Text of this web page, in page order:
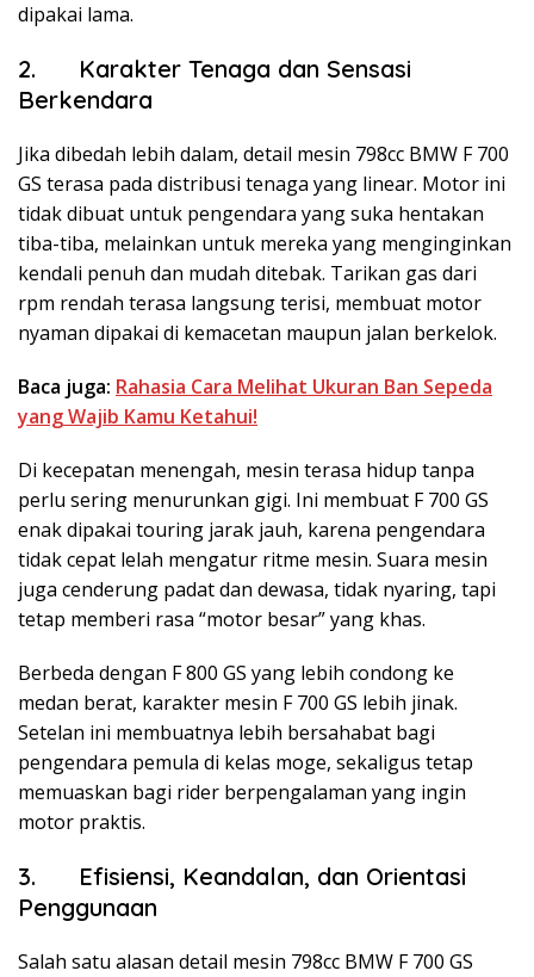
dipakai lama.
2. Karakter Tenaga dan Sensasi
Berkendara
Jika dibedah lebih dalam, detail mesin 798cc BMW F 700
GS terasa pada distribusi tenaga yang linear. Motor ini
tidak dibuat untuk pengendara yang suka hentakan
tiba-tiba, melainkan untuk mereka yang menginginkan
kendali penuh dan mudah ditebak. Tarikan gas dari
rpm rendah terasa langsung terisi, membuat motor
nyaman dipakai di kemacetan maupun jalan berkelok.
Baca juga: Rahasia Cara Melihat Ukuran Ban Sepeda
yang Wajib Kamu Ketahui!
Di kecepatan menengah, mesin terasa hidup tanpa
perlu sering menurunkan gigi. Ini membuat F 700 GS
enak dipakai touring jarak jauh, karena pengendara
tidak cepat lelah mengatur ritme mesin. Suara mesin
juga cenderung padat dan dewasa, tidak nyaring, tapi
tetap memberi rasa “motor besar” yang khas.
Berbeda dengan F 800 GS yang lebih condong ke
medan berat, karakter mesin F 700 GS lebih jinak.
Setelan ini membuatnya lebih bersahabat bagi
pengendara pemula di kelas moge, sekaligus tetap
memuaskan bagi rider berpengalaman yang ingin
motor praktis.
3. Efisiensi, Keandalan, dan Orientasi
Penggunaan
Salah satu alasan detail mesin 798cc BMW F 700 GS